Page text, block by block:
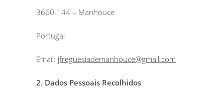
3660-144 – Manhouce
Portugal
Email: jfreguesiademanhouce@gmail.com
2. Dados Pessoais Recolhidos